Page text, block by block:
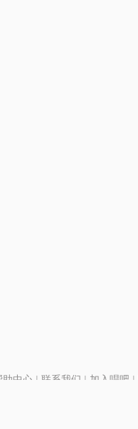
助中心 | 联系我们 | 加入唱吧 |